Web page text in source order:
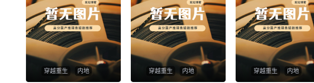
穿越重生 内地 穿越重生 内地 穿越重生 内地